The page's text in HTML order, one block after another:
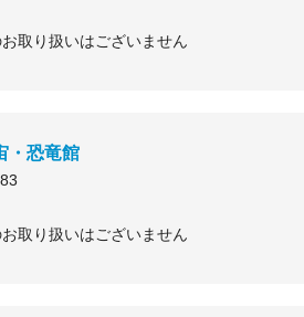
取り扱いはございません
・恐竜館
取り扱いはございません